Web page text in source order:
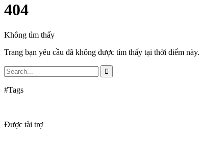
404
Không tìm thấy
Trang bạn yêu cầu đã không được tìm thấy tại thời điểm
#Tags
Được tài trợ